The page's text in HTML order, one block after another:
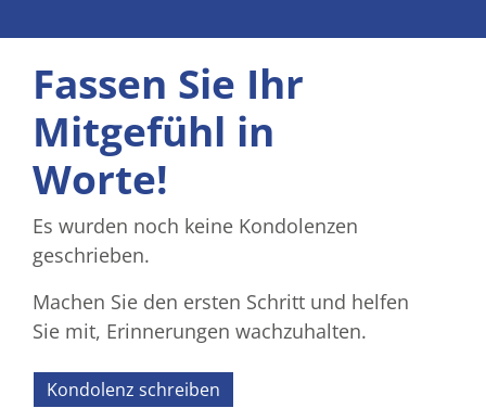
Fassen Sie Ihr
Mitgefühl in
Worte!
Es wurden noch keine Kondolenzen
geschrieben.
Machen Sie den ersten Schritt und helfen
Sie mit, Erinnerungen wachzuhalten.
Kondolenz schreiben